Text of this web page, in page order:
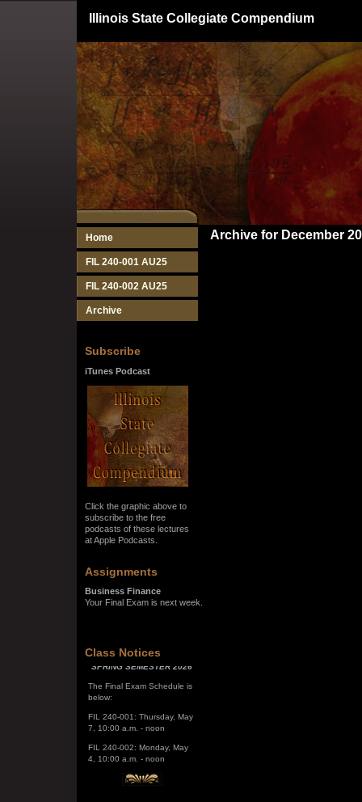
Illinois State Collegiate Compendium
Home
FIL 240-001 AU25
FIL 240-002 AU25
Archive
Subscribe
iTunes Podcast
Click the graphic above to
subscribe to the free
podcasts of these lectures
at Apple Podcasts.
Assignments
Business Finance
Your Final Exam is next week.
Class Notices
SPRING SEMESTER 2026
The Final Exam Schedule is
FIL 240-001: Thursday, May
FIL 240-002: Monday, May
Archive for December